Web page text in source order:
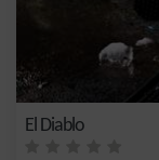
El Diablo